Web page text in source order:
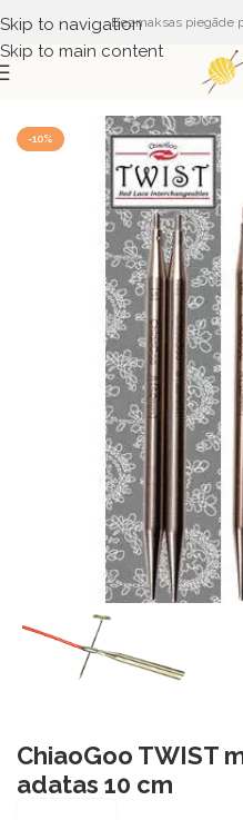
Skip to navigation
Skip to main content
Bezmaksas piegāde
-10%
ChiaoGoo TWIST
adatas 10 cm